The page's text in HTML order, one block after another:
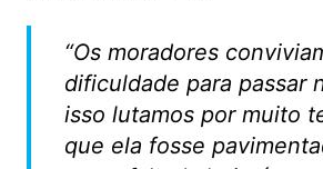
“Os moradores
dificuldade para passar
isso lutamos por muito
que ela fosse